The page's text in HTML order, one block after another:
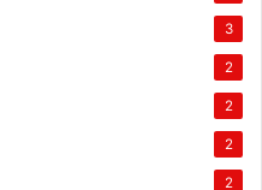
3
2
2
2
2